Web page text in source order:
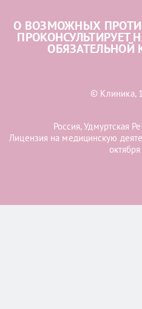
О ВОЗМОЖНЫХ
ПРОКОНСУЛЬТИРУЕТ
ОБЯЗАТЕЛЬНОЙ
© Клиника,
Россия, Удмуртская
Лицензия на медицинскую